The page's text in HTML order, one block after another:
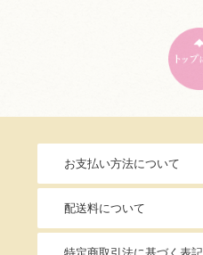
お支払い方法について
配送料について